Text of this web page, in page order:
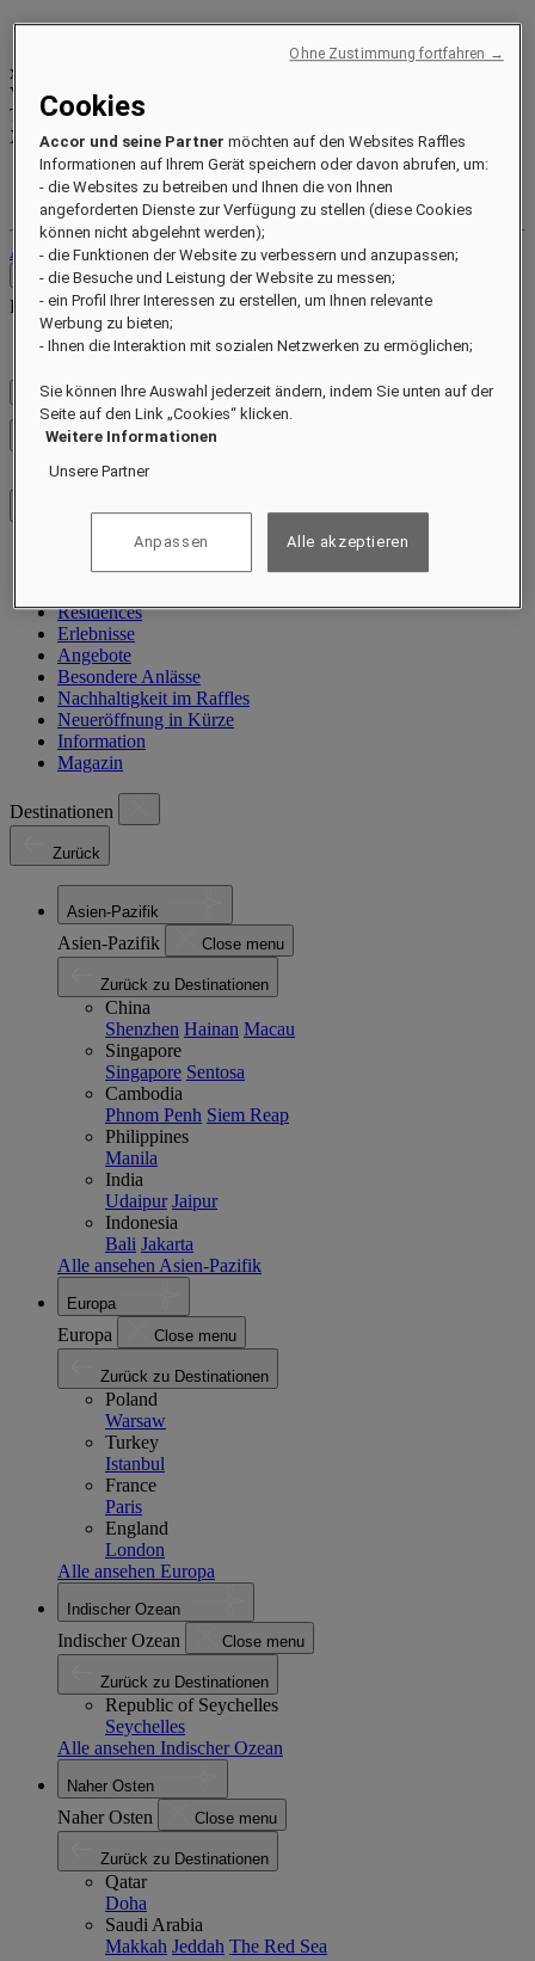
xxxxxxxx
Valid until xx/xx/xxxx
Treuepunkte
XXXpts
Ihr Treuekonto
Ihre Buchungen
Abmelden
Kontakt
Kontakt Close menu
Find Your Local Number
Preise prüfen
Menü schließen
Destinationen
Residences
Erlebnisse
Angebote
Besondere Anlässe
Nachhaltigkeit im Raffles
Neueröffnung in Kürze
Information
Magazin
Destinationen
Zurück
Asien-Pazifik
Asien-Pazifik Close menu
Zurück zu Destinationen
China
Shenzhen Hainan Macau
Singapore
Singapore Sentosa
Cambodia
Phnom Penh Siem Reap
Philippines
Manila
India
Udaipur Jaipur
Indonesia
Bali Jakarta
Alle ansehen Asien-Pazifik
Europa
Europa Close menu
Zurück zu Destinationen
Poland
Warsaw
Turkey
Istanbul
France
Paris
England
London
Alle ansehen Europa
Indischer Ozean
Indischer Ozean Close menu
Zurück zu Destinationen
Republic of Seychelles
Seychelles
Alle ansehen Indischer Ozean
Naher Osten
Naher Osten Close menu
Zurück zu Destinationen
Qatar
Doha
Saudi Arabia
Makkah Jeddah The Red Sea
Cookies
Accor und seine Partner möchten auf den Websites Raffles
Informationen auf Ihrem Gerät speichern oder davon abrufen, um:
- die Websites zu betreiben und Ihnen die von Ihnen
angeforderten Dienste zur Verfügung zu stellen (diese Cookies
können nicht abgelehnt werden);
- die Funktionen der Website zu verbessern und anzupassen;
- die Besuche und Leistung der Website zu messen;
- ein Profil Ihrer Interessen zu erstellen, um Ihnen relevante
Werbung zu bieten;
- Ihnen die Interaktion mit sozialen Netzwerken zu ermöglichen;
Sie können Ihre Auswahl jederzeit ändern, indem Sie unten auf der
Seite auf den Link „Cookies“ klicken.
Weitere Informationen
Unsere Partner
Anpassen Alle akzeptieren
Ohne Zustimmung fortfahren →